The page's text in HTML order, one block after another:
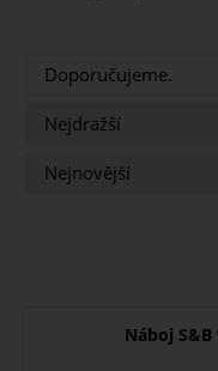
Doporučujeme.
Nejdražší
Nejnovější
Náboj S&B